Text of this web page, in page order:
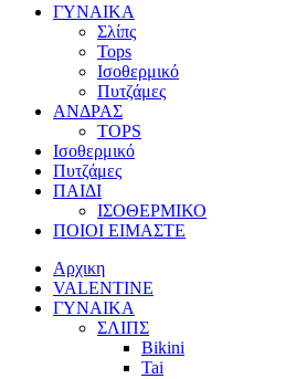
ΓΥΝΑΙΚΑ
Σλίπς
Tops
Ισοθερμικό
Πυτζάμες
ΑΝΔΡΑΣ
TOPS
Ισοθερμικό
Πυτζάμες
ΠΑΙΔΙ
ΙΣΟΘΕΡΜΙΚΟ
ΠΟΙΟΙ ΕΙΜΑΣΤΕ
Αρχικη
VALENTINE
ΓΥΝΑΙΚΑ
ΣΛΙΠΣ
Bikini
Tai